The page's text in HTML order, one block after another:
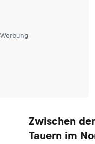
Werbung
Zwischen
Tauern im